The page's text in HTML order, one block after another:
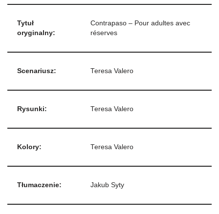
Tytuł
oryginalny:
Contrapaso – Pour adultes avec
réserves
Scenariusz: Teresa Valero
Rysunki: Teresa Valero
Kolory: Teresa Valero
Tłumaczenie: Jakub Syty